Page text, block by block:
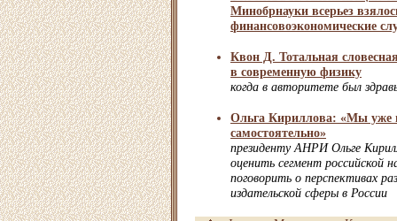
Минобрнауки всерьез
финансовоэкономические
Квон Д. Тотальная
в современную физику
когда в авторитете был
Ольга Кириллова: «Мы уже
самостоятельно»
президенту АНРИ Ольге
оценить сегмент российской
поговорить о перспективах
издательской сферы в России